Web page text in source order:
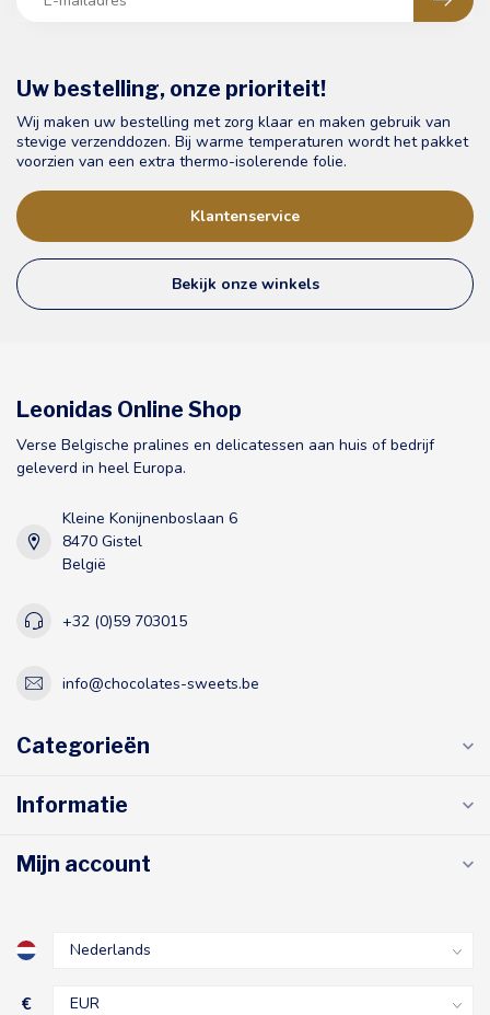
Uw bestelling, onze prioriteit!
Wij maken uw bestelling met zorg klaar en maken gebruik van
stevige verzenddozen. Bij warme temperaturen wordt het pakket
voorzien van een extra thermo-isolerende folie.
Klantenservice
Bekijk onze winkels
Leonidas Online Shop
Verse Belgische pralines en delicatessen aan huis of bedrijf
geleverd in heel Europa.
Kleine Konijnenboslaan 6
8470 Gistel
België
+32 (0)59 703015
info@chocolates-sweets.be
Categorieën
Informatie
Mijn account
€